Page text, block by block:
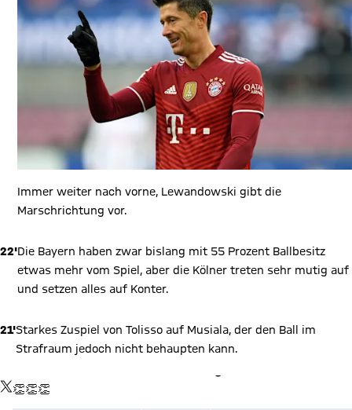
Immer weiter nach vorne, Lewandowski gibt die
Marschrichtung vor.
22'Die Bayern haben zwar bislang mit 55 Prozent Ballbesitz
etwas mehr vom Spiel, aber die Kölner treten sehr mutig auf
und setzen alles auf Konter.
21'Starkes Zuspiel von Tolisso auf Musiala, der den Ball im
Strafraum jedoch nicht behaupten kann.
TWITTER-BEITRAG
👏👏👏